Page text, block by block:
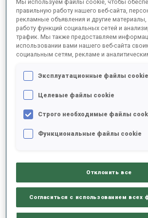
2025/2026
РЕЗУЛЬТАТЫ - СРЕДНЕЕ ЗНАЧЕНИЕ
ЛЫЖНЫЙ ХОД - ОТСТАВАНИЕ ОТ
Данных нет
Данных нет
СТРЕЛЬБА СТОЯ
Данных нет
Мы используем файлы cookie, чтобы
правильную работу нашего веб-сайта,
рекламные объявления и другие материалы,
работу функций социальных сетей и
трафик. Мы также предоставляем
использовании вами нашего веб-сайта
социальным сетям, рекламе и
Эксплуатационные файлы cookie
Целевые файлы cookie
Строго необходимые файлы
Функциональные файлы cookie
Отклонить все
Согласиться с использованием всех